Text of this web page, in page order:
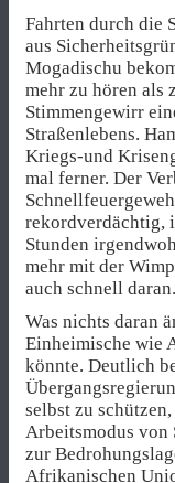
Fahrten durch die
aus
Mogadischu
mehr zu hören als
Stimmengewirr
Straßenlebens.
Kriegs-und
mal ferner. Der
rekordverdächtig,
Stunden
mehr mit der
auch schnell daran.
Was nichts daran
Einheimische wie
könnte. Deutlich
selbst zu
Arbeitsmodus von
zur
Afrikanischen